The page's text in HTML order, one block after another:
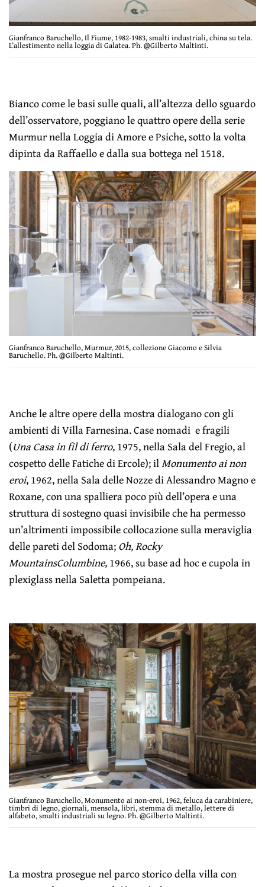
Gianfranco Baruchello, Il Fiume, 1982-1983, smalti industriali, china su tela.
L’allestimento nella loggia di Galatea. Ph. @Gilberto Maltinti.
Bianco come le basi sulle quali, all’altezza dello sguardo
dell’osservatore, poggiano le quattro opere della serie
Murmur nella Loggia di Amore e Psiche, sotto la volta
dipinta da Raffaello e dalla sua bottega nel 1518.
Gianfranco Baruchello, Murmur, 2015, collezione Giacomo e Silvia
Baruchello. Ph. @Gilberto Maltinti.
Anche le altre opere della mostra dialogano con gli
ambienti di Villa Farnesina. Case nomadi e fragili
(Una Casa in fil di ferro, 1975, nella Sala del Fregio, al
cospetto delle Fatiche di Ercole); ilMonumento ai non
eroi, 1962, nella Sala delle Nozze di Alessandro Magno e
Roxane, con una spalliera poco più dell’opera e una
struttura di sostegno quasi invisibile che ha permesso
un’altrimenti impossibile collocazione sulla meraviglia
delle pareti del Sodoma;Oh, Rocky
MountainsColumbine,1966, su base ad hoc e cupola in
plexiglass nella Saletta pompeiana.
Gianfranco Baruchello, Monumento ai non-eroi, 1962, feluca da carabiniere,
timbri di legno, giornali, mensola, libri, stemma di metallo, lettere di
alfabeto, smalti industriali su legno. Ph. @Gilberto Maltinti.
La mostra prosegue nel parco storico della villa con